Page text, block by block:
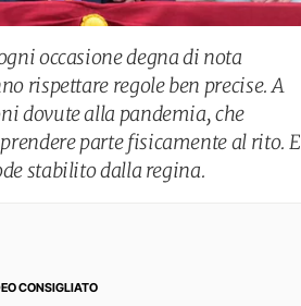
occasione degna di nota
rispettare regole ben precise. A
dovute alla pandemia, che
parte fisicamente al rito. E
stabilito dalla regina.
CONSIGLIATO